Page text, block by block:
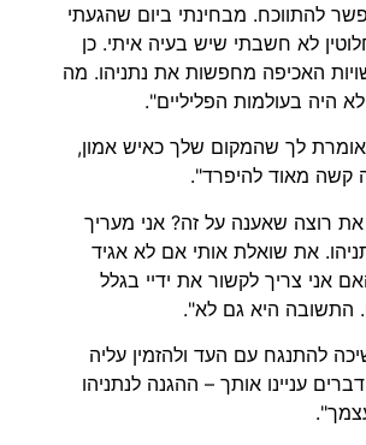
להתווכח. מבחינתי ביום שהגעתי
לא חשבתי שיש בעיה איתי. כן
האכיפה מחפשות את נתניהו. מה
היה בעולמות הפליליים".
אומרת לך שהמקום שלך כאיש אמון,
קשה מאוד להיפרד".
רוצה שאענה על זה? אני מעריך
את שואלת אותי אם לא אגיד
אני צריך לקשור את ידיי בגלל
התשובה היא גם לא".
להתנגח עם העד ולהזמין עליה
עניינו אותך – ההגנה לנתניהו